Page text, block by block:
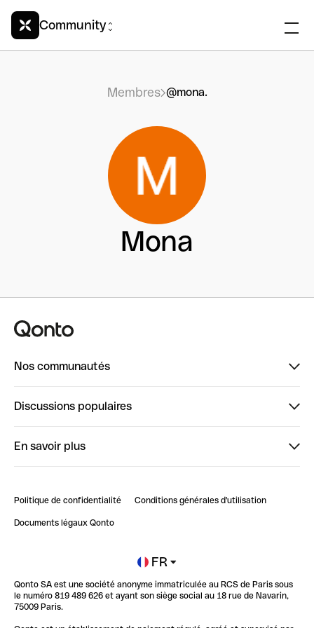
Community
Membres @mona.
Mona
Nos communautés
ClubQonto
Discussions populaires
Impact de l'IA sur les carrières/productivité
En savoir plus
Blog
Newsroom
Glossaire finance
Politique de confidentialité Conditions générales d'utilisation
Documents légaux Qonto
FR
Qonto SA est une société anonyme immatriculée au RCS de Paris sous
le numéro 819 489 626 et ayant son siège social au 18 rue de Navarin,
75009 Paris.